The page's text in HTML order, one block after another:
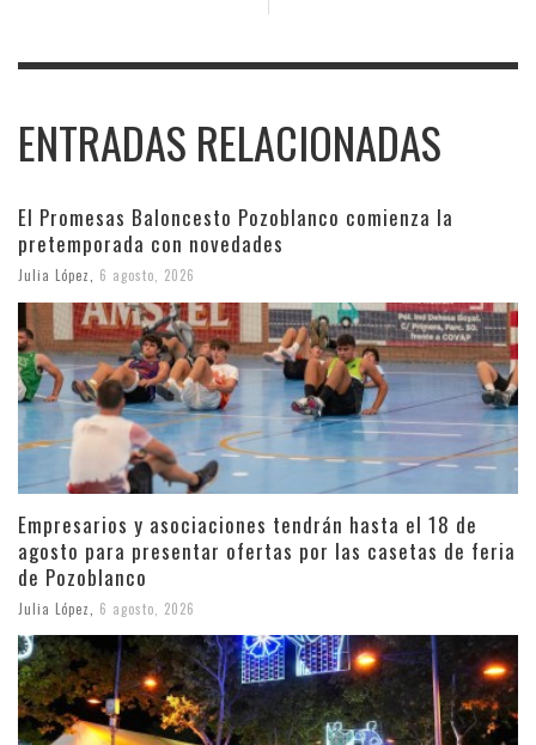
ENTRADAS RELACIONADAS
El Promesas Baloncesto Pozoblanco comienza la
pretemporada con novedades
Julia López 6 agosto, 2026
Empresarios y asociaciones tendrán hasta el 18 de
agosto para presentar ofertas por las casetas de feria
de Pozoblanco
Julia López 6 agosto, 2026